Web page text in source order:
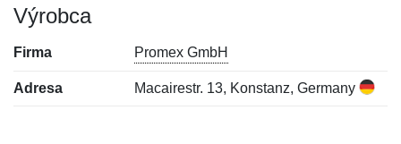
Výrobca
Firma Promex GmbH
Adresa Macairestr. 13, Konstanz, Germany